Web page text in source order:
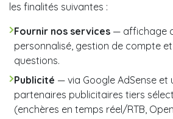
les finalités suivantes :
Fournir nos services— affichage
personnalisé, gestion de compte
questions.
Publicité — via Google AdSense et
partenaires publicitaires tiers
(enchères en temps réel/RTB,